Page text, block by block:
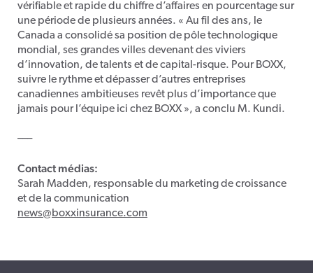
vérifiable et rapide du chiffre d’affaires en pourcentage sur
une période de plusieurs années. « Au fil des ans, le
Canada a consolidé sa position de pôle technologique
mondial, ses grandes villes devenant des viviers
d’innovation, de talents et de capital-risque. Pour BOXX,
suivre le rythme et dépasser d’autres entreprises
canadiennes ambitieuses revêt plus d’importance que
jamais pour l’équipe ici chez BOXX », a conclu M. Kundi.
–––
Contact médias:
Sarah Madden, responsabledu marketing decroissance
et de la communication
news@boxxinsurance.com